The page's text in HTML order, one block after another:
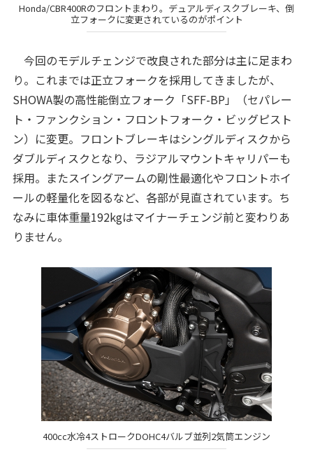
Honda/CBR400Rのフロントまわり。デュアルディスクブレーキ、倒
立フォークに変更されているのがポイント
今回のモデルチェンジで改良された部分は主に足まわ
り。これまでは正立フォークを採用してきましたが、
SHOWA製の高性能倒立フォーク「SFF-BP」（セパレー
ト・ファンクション・フロントフォーク・ビッグピスト
ン）に変更。フロントブレーキはシングルディスクから
ダブルディスクとなり、ラジアルマウントキャリパーも
採用。またスイングアームの剛性最適化やフロントホイ
ールの軽量化を図るなど、各部が見直されています。ち
なみに車体重量192kgはマイナーチェンジ前と変わりあ
りません。
400cc水冷4ストロークDOHC4バルブ並列2気筒エンジン